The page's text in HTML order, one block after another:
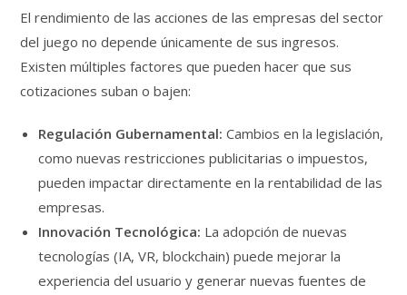
El rendimiento de las acciones de las empresas del sector
del juego no depende únicamente de sus ingresos.
Existen múltiples factores que pueden hacer que sus
cotizaciones suban o bajen:
Regulación Gubernamental: Cambios en la legislación,
como nuevas restricciones publicitarias o impuestos,
pueden impactar directamente en la rentabilidad de las
empresas.
Innovación Tecnológica: La adopción de nuevas
tecnologías (IA, VR, blockchain) puede mejorar la
experiencia del usuario y generar nuevas fuentes de